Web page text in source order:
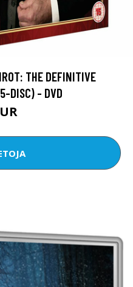
THE DEFINITIVE
DISC) - DVD